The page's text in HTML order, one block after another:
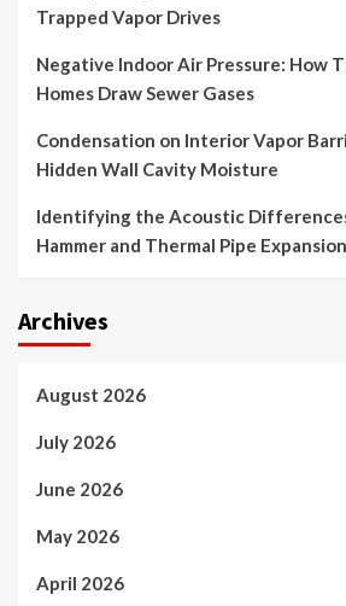
Trapped Vapor Drives
Negative Indoor Air Pressure: How
Homes Draw Sewer Gases
Condensation on Interior Vapor
Hidden Wall Cavity Moisture
Identifying the Acoustic
Hammer and Thermal Pipe Expansion
Archives
August 2026
July 2026
June 2026
May 2026
April 2026